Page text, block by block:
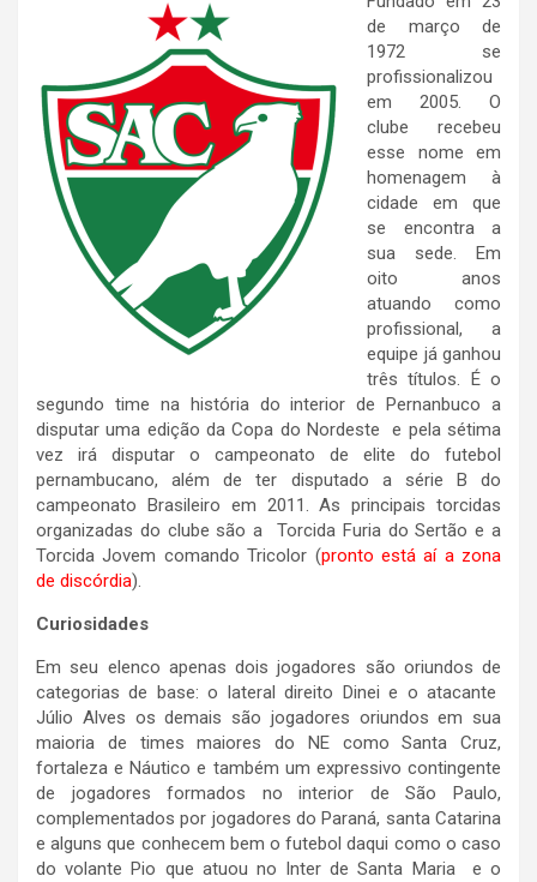
de março de
1972 se
profissionalizou
em 2005. O
clube recebeu
esse nome em
homenagem à
cidade em que
se encontra a
sua sede. Em
oito anos
atuando como
profissional, a
equipe já ganhou
três títulos. É o
segundo time na história do interior de Pernanbuco a
disputar uma edição da Copa do Nordeste e pela sétima
vez irá disputar o campeonato de elite do futebol
pernambucano, além de ter disputado a série B do
campeonato Brasileiro em 2011. As principais torcidas
organizadas do clube são a Torcida Furia do Sertão e a
Torcida Jovem comando Tricolor (pronto está aí a zona
de discórdia).
Curiosidades
Em seu elenco apenas dois jogadores são oriundos de
categorias de base: o lateral direito Dinei e o atacante
Júlio Alves os demais são jogadores oriundos em sua
maioria de times maiores do NE como Santa Cruz,
fortaleza e Náutico e também um expressivo contingente
de jogadores formados no interior de São Paulo,
complementados por jogadores do Paraná, santa Catarina
e alguns que conhecem bem o futebol daqui como o caso
do volante Pio que atuou no Inter de Santa Maria e o